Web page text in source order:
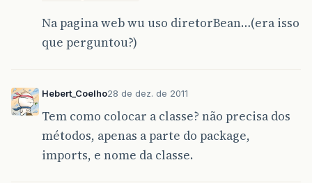
Na pagina web wu uso diretorBean…(era isso
que perguntou?)
Hebert_Coelho28 de dez. de 2011
Tem como colocar a classe? não precisa dos
métodos, apenas a parte do package,
imports, e nome da classe.